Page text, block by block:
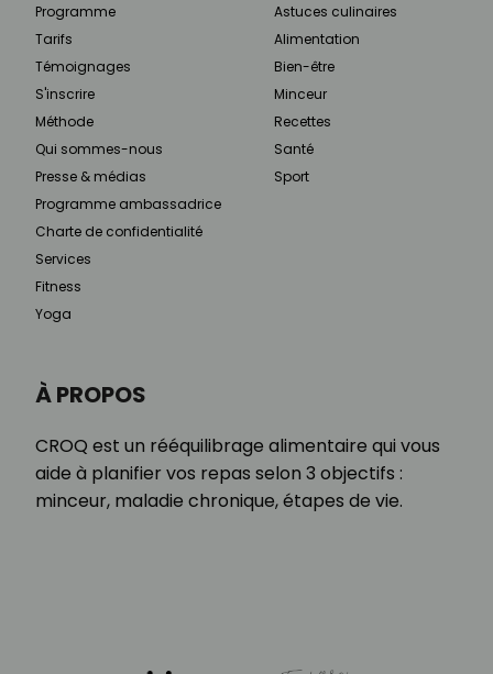
À PROPOS
CROQ est un rééquilibrage alimentaire qui vous
aide à planifier vos repas selon 3 objectifs :
minceur, maladie chronique, étapes de vie.
Programme
Tarifs
Témoignages
S'inscrire
Méthode
Qui sommes-nous
Presse & médias
Programme ambassadrice
Charte de confidentialité
Services
Fitness
Yoga
Astuces culinaires
Alimentation
Bien-être
Minceur
Recettes
Santé
Sport